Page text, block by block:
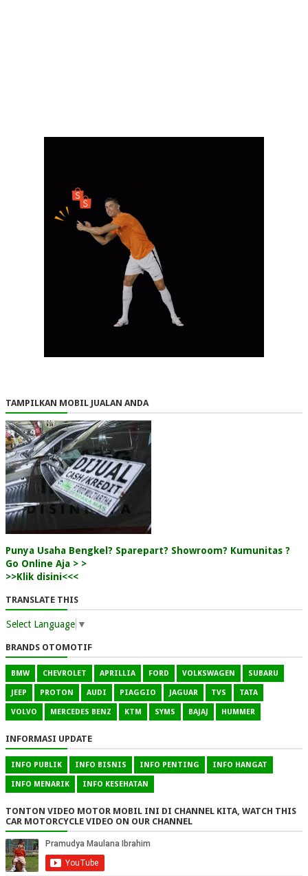
TAMPILKAN MOBIL JUALAN ANDA
Punya Usaha Bengkel? Sparepart? Showroom? Kumunitas ?
Go Online Aja > >
>>Klik disini<<<
TRANSLATE THIS
Select Language ▼
BRANDS OTOMOTIF
BMW CHEVROLET APRILLIA FORD VOLKSWAGEN SUBARU
JEEP PROTON AUDI PIAGGIO JAGUAR TVS TATA
VOLVO MERCEDES BENZ KTM SYMS BAJAJ HUMMER
INFORMASI UPDATE
INFO PUBLIK INFO BISNIS INFO PENTING INFO HANGAT
INFO MENARIK INFO KESEHATAN
TONTON VIDEO MOTOR MOBIL INI DI CHANNEL KITA, WATCH THIS
CAR MOTORCYCLE VIDEO ON OUR CHANNEL